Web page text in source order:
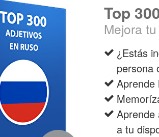
Top
Mejora
¿Estás
persona
Aprende
Aprende
a tu